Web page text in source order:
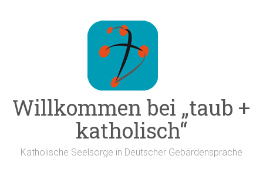
Willkommen bei „taub +
katholisch“
Katholische Seelsorge in Deutscher Gebärdensprache